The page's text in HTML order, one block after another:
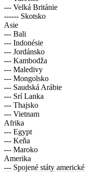
--- Velká Británie
------ Skotsko
Asie
--- Bali
--- Indonésie
--- Jordánsko
--- Kambodža
--- Maledivy
--- Mongolsko
--- Saudská Arábie
--- Srí Lanka
--- Thajsko
--- Vietnam
Afrika
--- Egypt
--- Keňa
--- Maroko
Amerika
--- Spojené státy americké